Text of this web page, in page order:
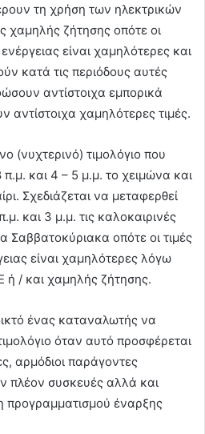
τη χρήση των ηλεκτρικών
χαμηλής ζήτησης οπότε οι
είναι χαμηλότερες και
κατά τις περιόδους αυτές
αντίστοιχα εμπορικά
αντίστοιχα χαμηλότερες τιμές.
(νυχτερινό) τιμολόγιο που
π.μ. και 4 – 5 μ.μ. το χειμώνα και
Σχεδιάζεται να μεταφερθεί
και 3 μ.μ. τις καλοκαιρινές
Σαββατοκύριακα οπότε οι τιμές
είναι χαμηλότερες λόγω
/ και χαμηλής ζήτησης.
ένας καταναλωτής να
όταν αυτό προσφέρεται
αρμόδιοι παράγοντες
πλέον συσκευές αλλά και
προγραμματισμού έναρξης